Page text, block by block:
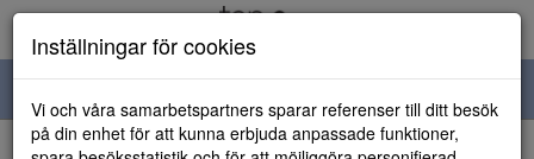
navigation
Inställningar för cookies
Vi och våra samarbetspartners sparar referenser till ditt besök
på din enhet för att kunna erbjuda anpassade funktioner,